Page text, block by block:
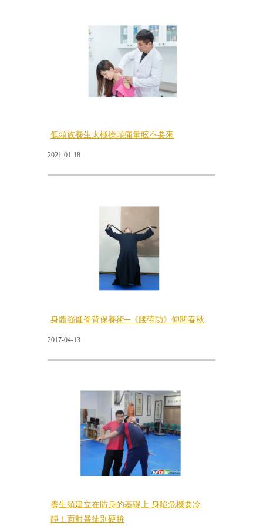
低頭族養生太極操頭痛暈眩不要來
2021-01-18
身體強健脊背保養術─《腰帶功》仰閱春秋
2017-04-13
養生須建立在防身的基礎上 身陷危機要冷
靜！面對暴徒別硬拚